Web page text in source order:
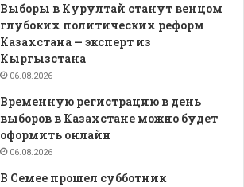
Выборы в Курултай станут венцом
глубоких политических реформ
Казахстана — эксперт из
Кыргызстана
06.08.2026
Временную регистрацию в день
выборов в Казахстане можно будет
оформить онлайн
06.08.2026
В Семее прошел субботник